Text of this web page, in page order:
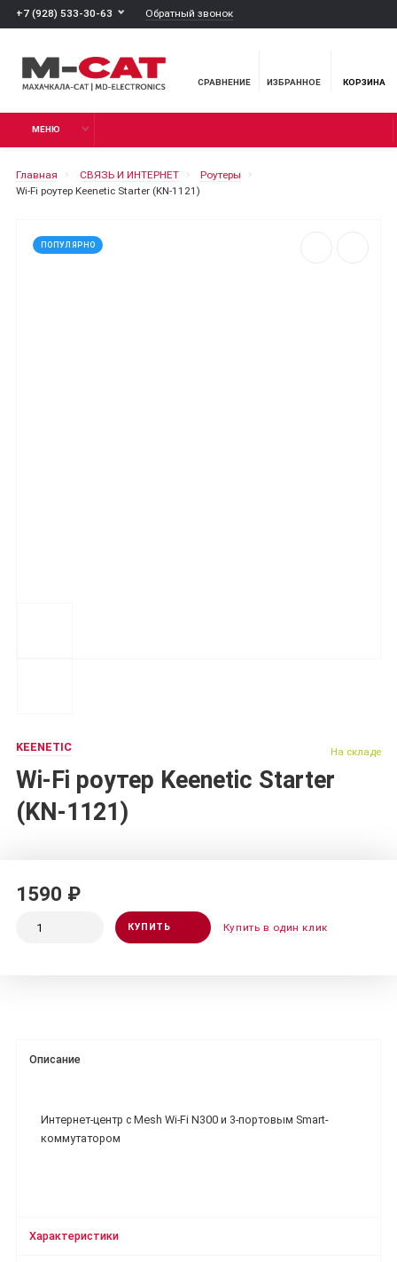
+7 (928) 533-30-63 Обратный звонок
СРАВНЕНИЕ ИЗБРАННОЕ КОРЗИНА
МЕНЮ
Главная СВЯЗЬ И ИНТЕРНЕТ
Роутеры
Wi-Fi роутер Keenetic Starter (KN-1121)
ПОПУЛЯРНО
KEENETIC
Wi-Fi роутер Keenetic Starter
(KN-1121)
На складе
1590 ₽
КУПИТЬ Купить в один клик
Описание
Интернет-центр с Mesh Wi-Fi N300 и 3-портовым Smart-
коммутатором
Характеристики